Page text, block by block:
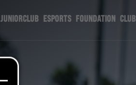
JUNIORCLUB ESPORTS FOUNDATION CLUB